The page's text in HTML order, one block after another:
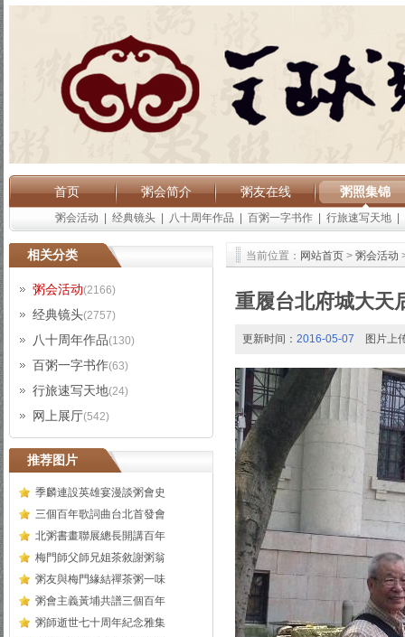
首页 粥会简介 粥友在线 粥照集锦
粥会活动 经典镜头 八十周年作品 百粥一字书作 行旅速写天地
相关分类
粥会活动(2166)
经典镜头(2757)
八十周年作品(130)
百粥一字书作(63)
行旅速写天地(24)
网上展厅(542)
推荐图片
季麟連設英雄宴漫談粥會史
三個百年歌詞曲台北首發會
北粥書畫聯展總長開講百年
梅門師父師兄姐茶敘謝粥翁
粥友與梅門緣結禪茶粥一味
粥會主義黃埔共譜三個百年
粥師逝世七十周年紀念雅集
当前位置： 网站首页 > 粥会活动
重履台北府城大天
更新时间： 2016-05-07 图片上